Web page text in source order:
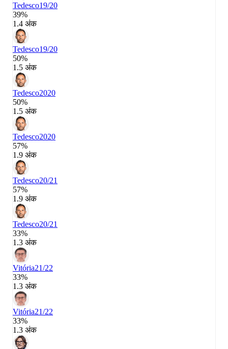
Tedesco19/20
39%
1.4 अंक
Tedesco19/20
50%
1.5 अंक
Tedesco2020
50%
1.5 अंक
Tedesco2020
57%
1.9 अंक
Tedesco20/21
57%
1.9 अंक
Tedesco20/21
33%
1.3 अंक
Vitória21/22
33%
1.3 अंक
Vitória21/22
33%
1.3 अंक